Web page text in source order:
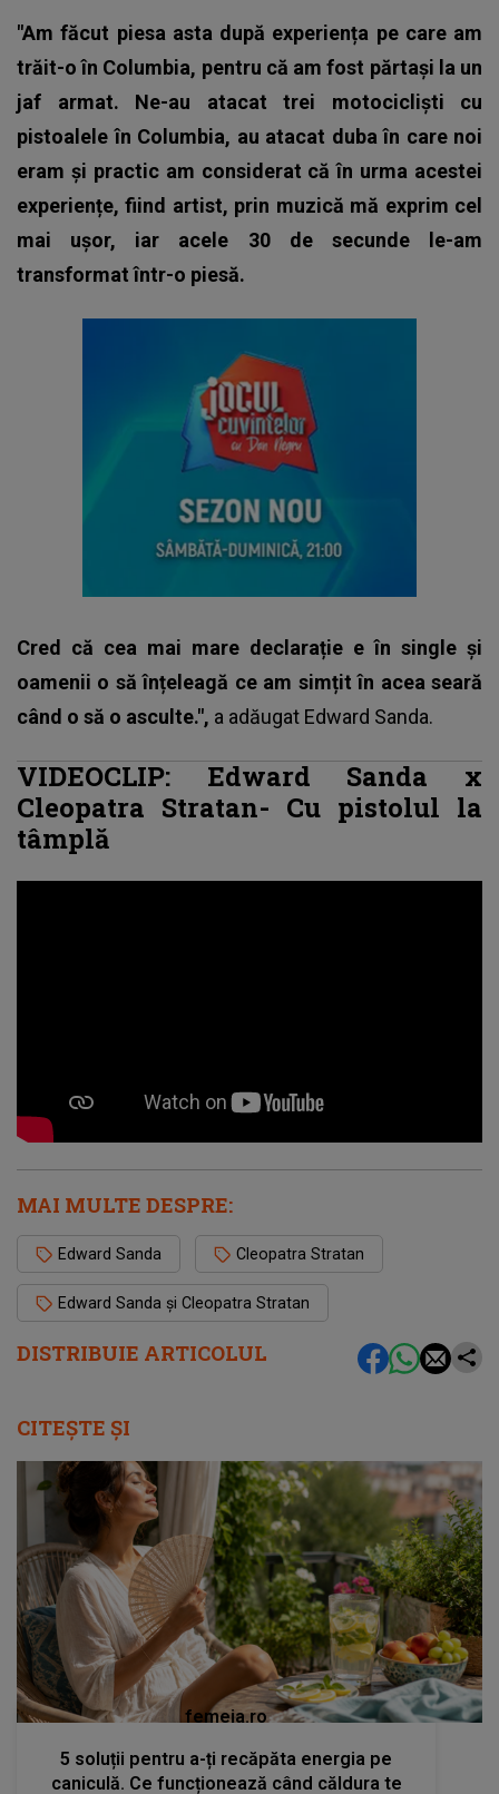
DISTRIBUIE ARTICOLUL
"Am făcut piesa asta după experiența pe care am
trăit-o în Columbia, pentru că am fost părtași la un
jaf armat. Ne-au atacat trei motocicliști cu
pistoalele în Columbia, au atacat duba în care noi
eram și practic am considerat că în urma acestei
experiențe, fiind artist, prin muzică mă exprim cel
mai ușor, iar acele 30 de secunde le-am
transformat într-o piesă.
Cred că cea mai mare declarație e în single și
oamenii o să înțeleagă ce am simțit în acea seară
când o să o asculte.", a adăugat Edward Sanda.
VIDEOCLIP: Edward Sanda x
Cleopatra Stratan- Cu pistolul la
tâmplă
MAI MULTE DESPRE:
Edward Sanda Cleopatra Stratan
Edward Sanda și Cleopatra Stratan
CITEȘTE ȘI
femeia.ro
5 soluții pentru a-ți recăpăta energia pe
caniculă. Ce funcționează când căldura te